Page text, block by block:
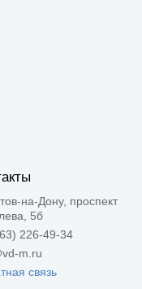
на-Дону, проспект
5б
226-49-34
m.ru
связь